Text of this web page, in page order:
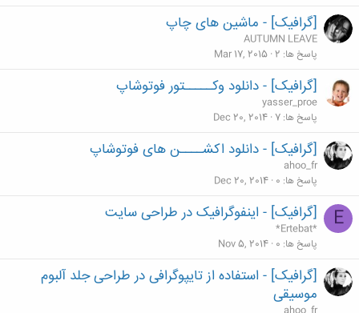
[گرافیک] - ماشین های چاپ
AUTUMN LEAVE
پاسخ ها 2
Mar 17, 2015
[گرافیک] - دانلود وکـــــتور فوتوشاپ
yasser_proe
پاسخ ها 7
Dec 20, 2014
[گرافیک] - دانلود اکشــــن های فوتوشاپ
ahoo_fr
پاسخ ها 0
Dec 20, 2014
E [گرافیک] - اینفوگرافیک در طراحی سایت
*Ertebat*
پاسخ ها 0
Nov 5, 2014
[گرافیک] - استفاده از تایپوگرافی در طراحی جلد آلبوم
موسیقی